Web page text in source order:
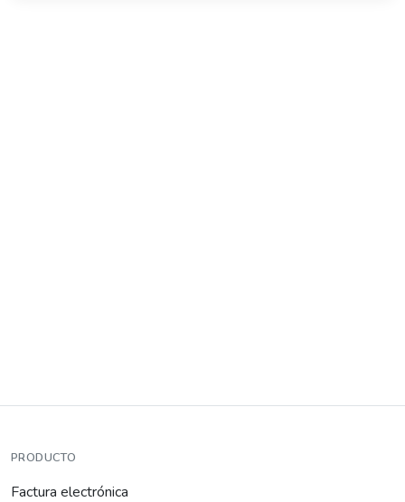
PRODUCTO
Factura electrónica